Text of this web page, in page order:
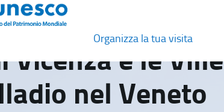
Organizza la tua visita
Vicenza e le Ville
nel Veneto